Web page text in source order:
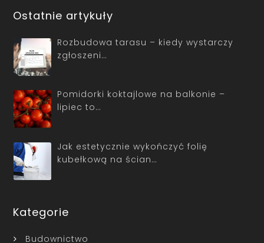
Ostatnie artykuły
Rozbudowa tarasu – kiedy wystarczy
zgłoszeni…
Pomidorki koktajlowe na balkonie –
lipiec to…
Jak estetycznie wykończyć folię
kubełkową na ścian…
Kategorie
Budownictwo